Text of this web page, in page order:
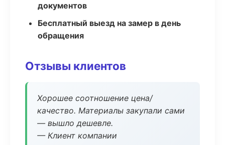
документов
Бесплатный выезд на замер в день
обращения
Отзывы клиентов
Хорошее соотношение цена/
качество. Материалы закупали сами
— вышло дешевле.
— Клиент компании